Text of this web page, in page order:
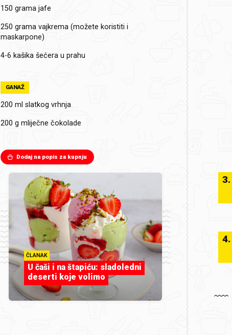
150 grama jafe
250 grama vajkrema (možete koristiti i
maskarpone)
4-6 kašika šećera u prahu
GANAŽ
200 ml slatkog vrhnja
200 g mliječne čokolade
Dodaj na popis za kupnju
ČLANAK
U čaši i na štapiću: sladoledni
deserti koje volimo
3.
4.